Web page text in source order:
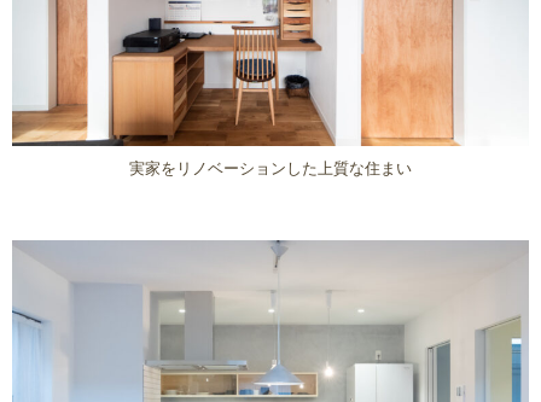
実家をリノベーションした上質な住まい